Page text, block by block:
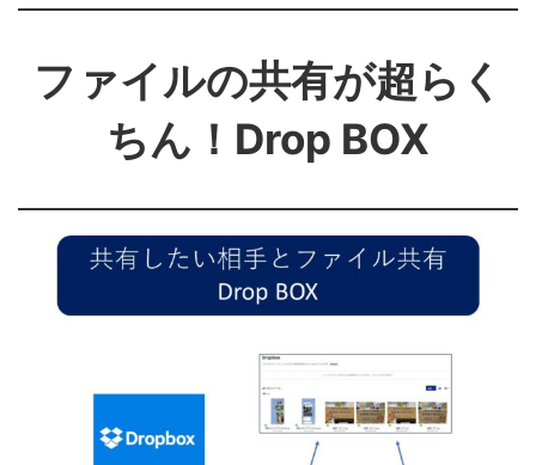
ファイルの共有が超らく
ちん！Drop BOX